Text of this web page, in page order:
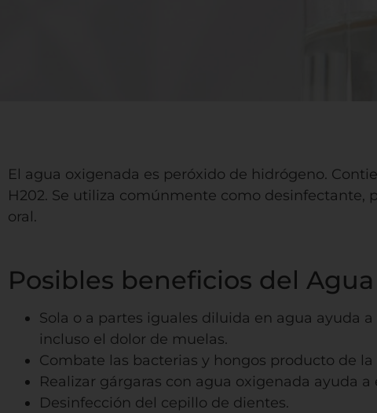
El agua oxigenada es peróxido de hidrógeno.
H202. Se utiliza comúnmente como desinfectante,
oral.
Posibles beneficios del
Sola o a partes iguales diluida en agua ayuda
incluso el dolor de muelas.
Combate las bacterias y hongos producto de
Realizar gárgaras con agua oxigenada ayuda
Desinfección del cepillo de dientes.